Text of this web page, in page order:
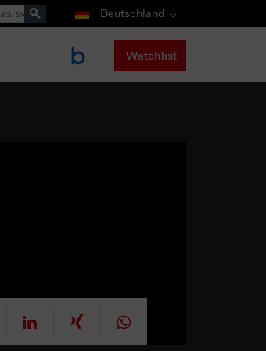
Deutschland
Watchlist
mitteilen